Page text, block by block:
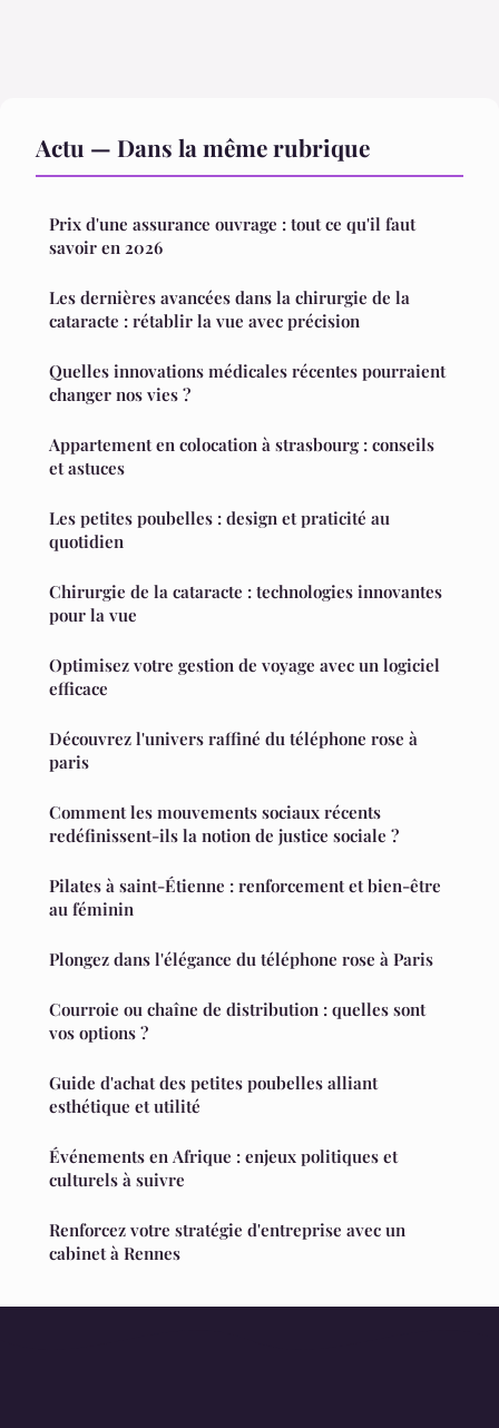
Actu — Dans la même rubrique
Prix d'une assurance ouvrage : tout ce qu'il faut
savoir en 2026
Les dernières avancées dans la chirurgie de la
cataracte : rétablir la vue avec précision
Quelles innovations médicales récentes pourraient
changer nos vies ?
Appartement en colocation à strasbourg : conseils
et astuces
Les petites poubelles : design et praticité au
quotidien
Chirurgie de la cataracte : technologies innovantes
pour la vue
Optimisez votre gestion de voyage avec un logiciel
efficace
Découvrez l'univers raffiné du téléphone rose à
paris
Comment les mouvements sociaux récents
redéfinissent-ils la notion de justice sociale ?
Pilates à saint-Étienne : renforcement et bien-être
au féminin
Plongez dans l'élégance du téléphone rose à Paris
Courroie ou chaîne de distribution : quelles sont
vos options ?
Guide d'achat des petites poubelles alliant
esthétique et utilité
Événements en Afrique : enjeux politiques et
culturels à suivre
Renforcez votre stratégie d'entreprise avec un
cabinet à Rennes